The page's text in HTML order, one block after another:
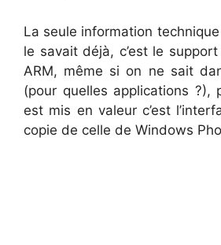
La seule information
le savait déjà, c’est le
ARM, même si on ne sait
(pour quelles applications ?),
est mis en valeur c’est
copie de celle de Windows